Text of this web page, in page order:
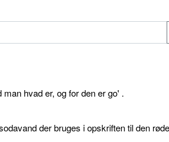
hvad er, og for den er go' .
der bruges i opskriften til den